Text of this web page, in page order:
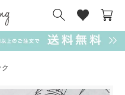
サンリオ キーポーチ
えもん